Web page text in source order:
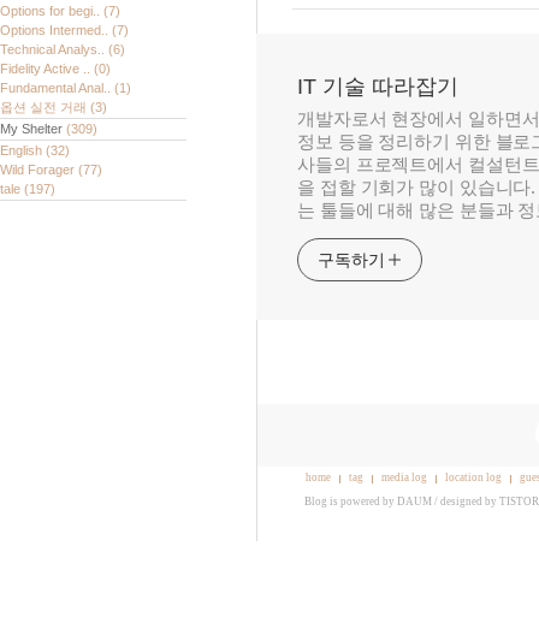
Options for begi.. (7)
Options Intermed.. (7)
Technical Analys.. (6)
Fidelity Active .. (0)
Fundamental Anal.. (1)
옵션 실전 거래 (3)
My Shelter (309)
English (32)
Wild Forager (77)
tale (197)
IT 기술 따라잡기
개발자로서 현장에서 일하면
정보 등을 정리하기 위한 블
사들의 프로젝트에서 컬설턴
을 접할 기회가 많이 있습니
는 툴들에 대해 많은 분들과
구독하기
home tag media log location log
Blog is powered by DAUM / designed by